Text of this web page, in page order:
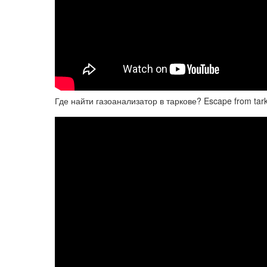
Где найти газоанализатор в таркове? Escape from